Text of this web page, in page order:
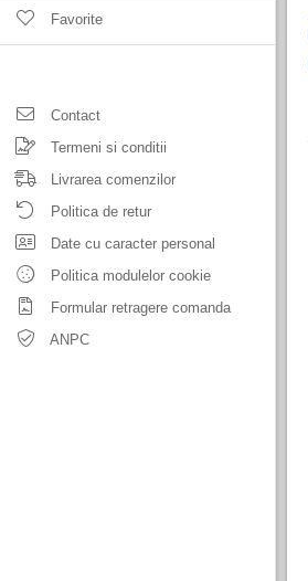
Favorite
Contact
Termeni si conditii
Livrarea comenzilor
Politica de retur
Date cu caracter personal
Politica modulelor cookie
Formular retragere comanda
ANPC